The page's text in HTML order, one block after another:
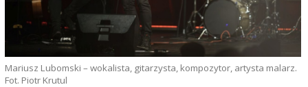
Mariusz Lubomski – wokalista, gitarzysta, kompozytor, artysta malarz.
Fot. Piotr Krutul